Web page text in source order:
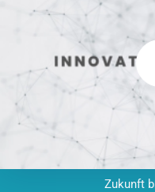
Zukunft